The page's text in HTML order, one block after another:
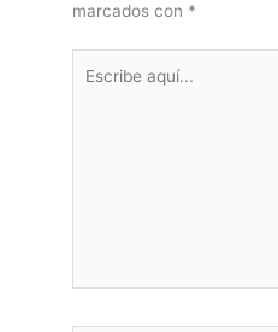
marcados con *
aquí...